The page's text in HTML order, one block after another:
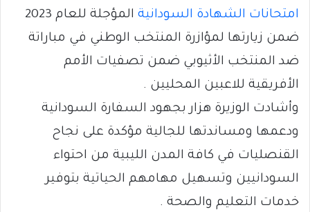
امتحانات الشهادة السودانية المؤجلة للعام 2023
ضمن زيارتها لمؤازرة المنتخب الوطني في مباراتة
ضد المنتخب الأثيوبي ضمن تصفيات الأمم
الأفريقية للاعبين المحليين .
وأشادت الوزيرة هزار بجهود السفارة السودانية
ودعمها ومساندتها للجالية مؤكدة على نجاح
القنصليات في كافة المدن الليبية من احتواء
السودانيين وتسهيل مهامهم الحياتية بتوفير
خدمات التعليم والصحة .